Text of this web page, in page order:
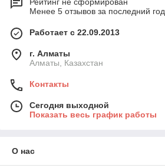
Рейтинг не сформирован
Менее 5 отзывов за последний год
Работает с 22.09.2013
г. Алматы
Алматы, Казахстан
Контакты
Сегодня выходной
Показать весь график работы
О нас